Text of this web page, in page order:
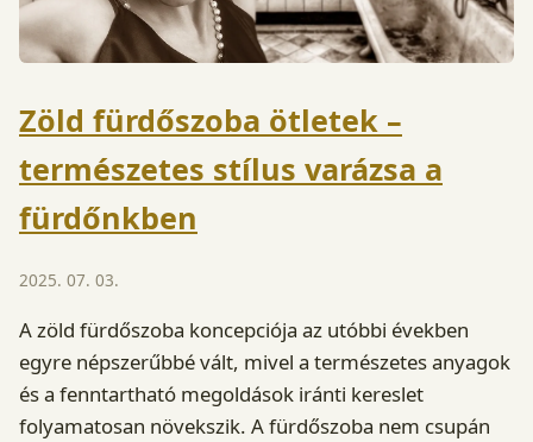
Zöld fürdőszoba ötletek –
természetes stílus varázsa a
fürdőnkben
2025. 07. 03.
A zöld fürdőszoba koncepciója az utóbbi években
egyre népszerűbbé vált, mivel a természetes anyagok
és a fenntartható megoldások iránti kereslet
folyamatosan növekszik. A fürdőszoba nem csupán